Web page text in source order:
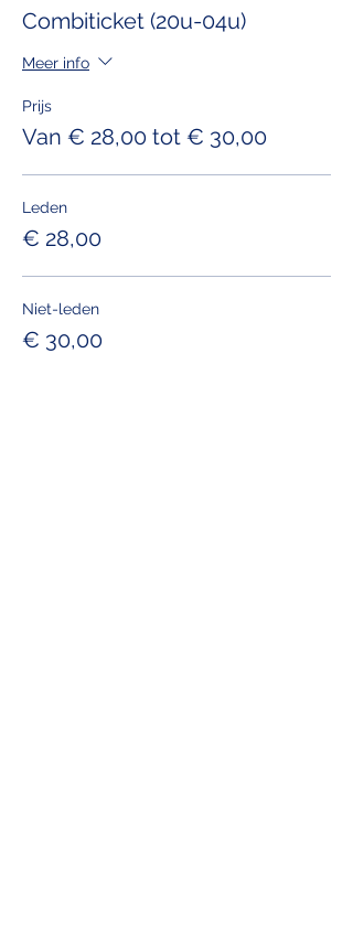
Combiticket (20u-04u)
Meer info
Prijs
Van € 28,00 tot € 30,00
Leden
€ 28,00
Niet-leden
€ 30,00